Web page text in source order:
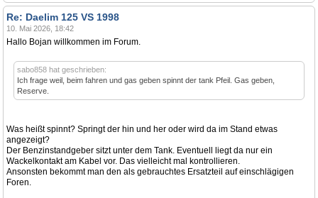
Re: Daelim 125 VS 1998
10. Mai 2026, 18:42
Hallo Bojan willkommen im Forum.
sabo858 hat geschrieben:
Ich frage weil, beim fahren und gas geben spinnt der tank Pfeil. Gas geben,
Reserve.
Was heißt spinnt? Springt der hin und her oder wird da im Stand etwas
angezeigt?
Der Benzinstandgeber sitzt unter dem Tank. Eventuell liegt da nur ein
Wackelkontakt am Kabel vor. Das vielleicht mal kontrollieren.
Ansonsten bekommt man den als gebrauchtes Ersatzteil auf einschlägigen
Foren.